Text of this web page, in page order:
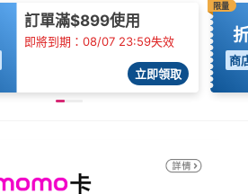
訂單滿$899使用
即將到期：08/07 23:59失效
立即領取
限量
商